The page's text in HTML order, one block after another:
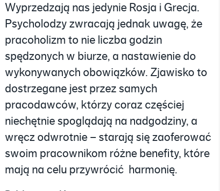
Wyprzedzają nas jedynie Rosja i Grecja.
Psycholodzy zwracają jednak uwagę, że
pracoholizm to nie liczba godzin
spędzonych w biurze, a nastawienie do
wykonywanych obowiązków. Zjawisko to
dostrzegane jest przez samych
pracodawców, którzy coraz częściej
niechętnie spoglądają na nadgodziny, a
wręcz odwrotnie – starają się zaoferować
swoim pracownikom różne benefity, które
mają na celu przywrócić harmonię.